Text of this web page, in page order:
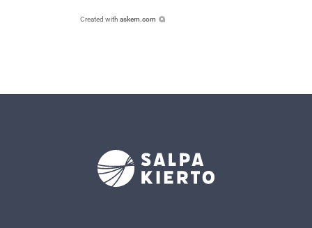
Created with askem.com